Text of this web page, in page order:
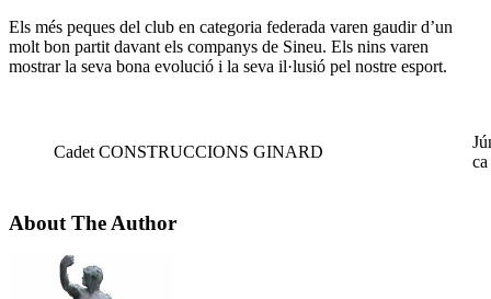
Els més peques del club en categoria federada varen gaudir d’un
molt bon partit davant els companys de Sineu. Els nins varen
mostrar la seva bona evolució i la seva il·lusió pel nostre esport.
Cadet CONSTRUCCIONS GINARD
About The Author